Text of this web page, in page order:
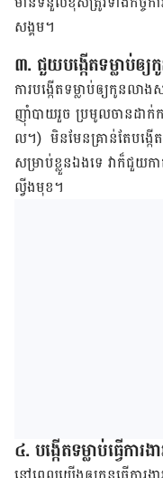
សង្គម។
៣. ជួយ​បង្កើត​ទម្លាប់​ឲ្
ការ​បង្កើត​ទម្លាប់​ឲ្យ​កូន​ល
ញ៉ាំ​បាយ​រួច ប្រមូល​ចាន​ដាក់​
ល។) មិន​មែន​គ្រាន់​តែ​បង្កើ
សម្រាប់​ខ្លួន​ឯង​ទេ វា​ក៏​ជួយ​ក
ល្វីង​មុខ។
៤. បង្កើត​ទម្លាប់​ធ្វើ​ការងា